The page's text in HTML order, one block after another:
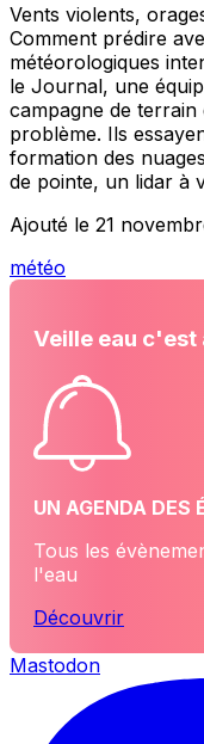
Vents violents,
Comment prédire
météorologiques
le Journal, une
campagne de
problème. Ils
formation des
de pointe, un lidar à
Ajouté le 21
météo
Veille eau c'est
UN AGENDA DES
Tous les
l'eau
Découvrir
Mastodon